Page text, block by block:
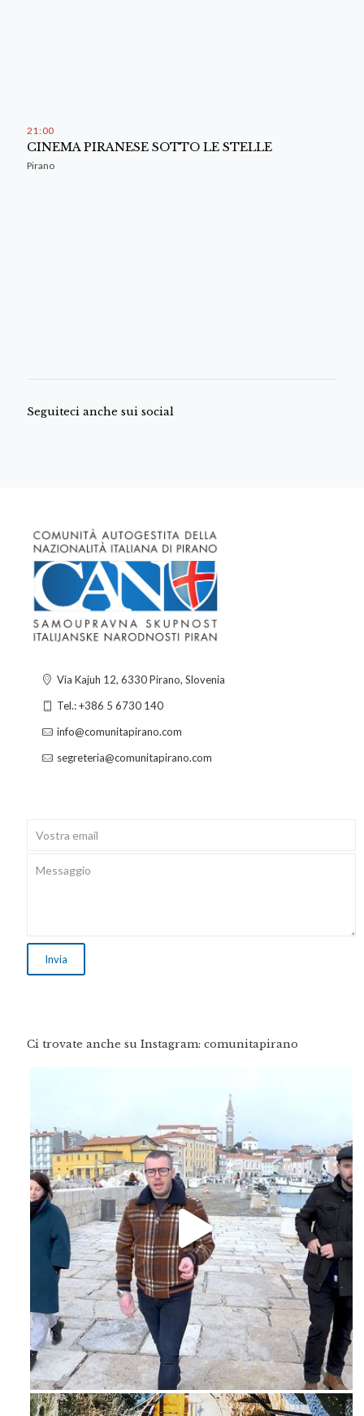
21 : 00
CINEMA PIRANESE SOTTO LE STELLE
Pirano
Seguiteci anche sui social
Via Kajuh 12, 6330 Pirano, Slovenia
Tel.: +386 5 6730 140
info@comunitapirano.com
segreteria@comunitapirano.com
Ci trovate anche su Instagram: comunitapirano
Feb 16